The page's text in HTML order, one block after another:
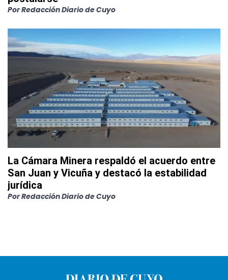
PorRedacción Diario de Cuyo
La Cámara Minera respaldó el acuerdo entre
San Juan y Vicuña y destacó la estabilidad
jurídica
PorRedacción Diario de Cuyo